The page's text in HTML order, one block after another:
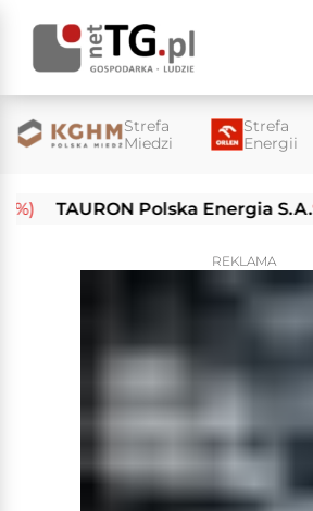
Strefa
Miedzi
Strefa
Energii
TAURON Polska Energia S.A.
REKLAMA